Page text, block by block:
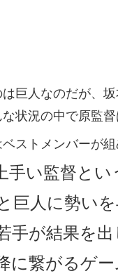
巨人なのだが、
状況の中で原監
ストメンバーが
手い監督と
巨人に勢い
手が結果を
に繋がるゲー